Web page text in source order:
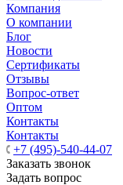
Компания
О компании
Блог
Новости
Сертификаты
Отзывы
Вопрос-ответ
Оптом
Контакты
Контакты
+7 (495)-540-44-07
Заказать звонок
Задать вопрос